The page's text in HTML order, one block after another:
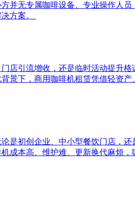
并无专属咖啡设备、专业操作人员
方案。
店引流增收，还是临时活动提升格
景下，商用咖啡机租赁凭借轻资
是初创企业、中小型餐饮门店，还
成本高、维护难、更新换代麻烦，